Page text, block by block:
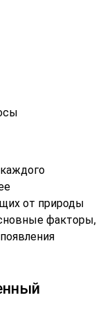
от природы
факторы,